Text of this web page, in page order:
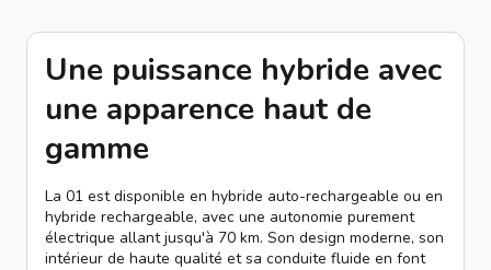
Une puissance hybride avec
une apparence haut de
gamme
La 01 est disponible en hybride auto-rechargeable ou en
hybride rechargeable, avec une autonomie purement
électrique allant jusqu'à 70 km. Son design moderne, son
intérieur de haute qualité et sa conduite fluide en font